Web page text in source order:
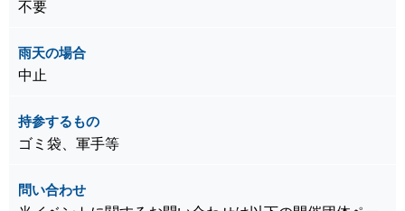
不要
雨天の場合
中止
持参するもの
ゴミ袋、軍手等
問い合わせ